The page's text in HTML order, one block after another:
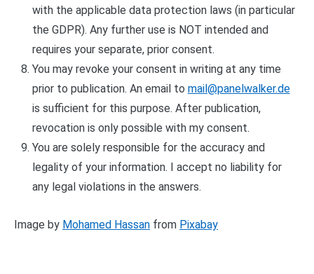
with the applicable data protection laws (in particular
the GDPR). Any further use is NOT intended and
requires your separate, prior consent.
You may revoke your consent in writing at any time
prior to publication. An email to mail@panelwalker.de
is sufficient for this purpose. After publication,
revocation is only possible with my consent.
You are solely responsible for the accuracy and
legality of your information. I accept no liability for
any legal violations in the answers.
Image by Mohamed Hassan from Pixabay